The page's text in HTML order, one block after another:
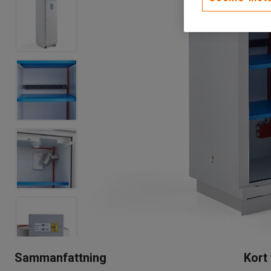
Sammanfattning Kort